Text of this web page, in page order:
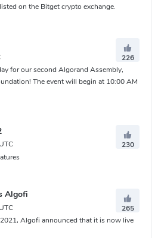
際機関と連携しています。また、マー
といった国家ともパートナーシップ
も協力しています。
？
ェーンのネイティブ通貨です。初期総
での循環供給量は3億5000万ALGOで
：コミュニティ60.00%財団20.00%チー
ミュニティ割り当てでは、約50%が
て保有され、残りはAlgorand Incによ
れは、コミュニティの成長とAlgorand
、PPoSの仕組みによって、ネットワ
を報酬として配布しています。これ
ティと分散化を促進するためです。
on the Bitget crypto exchange.
226
for our second Algorand Assembly,
The event will begin at 10:00 AM
230
Algofi
265
Algofi announced that it is now live